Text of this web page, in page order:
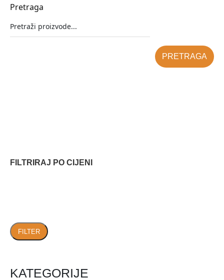
Pretraga
PRETRAGA
FILTRIRAJ PO CIJENI
FILTER
KATEGORIJE